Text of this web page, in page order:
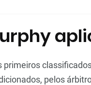
primeiros
pelos